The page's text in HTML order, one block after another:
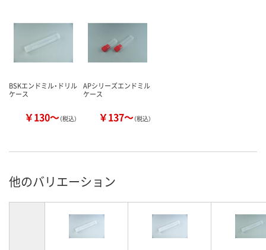
BSKエンドミル・ドリル
ケース
￥130～（税込）
APシリーズエンドミル
ケース
￥137～（税込）
他のバリエーション